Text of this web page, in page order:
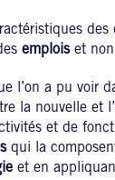
emploiset non
l’on a pu voir
la nouvelle et
et de
qui la
et en